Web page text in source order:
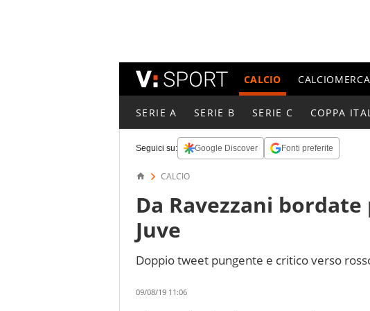
CALCIO
SERIE A SERIE B SERIE C COPPA
Seguici su: Google Discover Fonti preferite
CALCIO
Da Ravezzani
Juve
Doppio tweet pungente e critico verso
09/08/19 11:06